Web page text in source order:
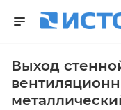
Выход